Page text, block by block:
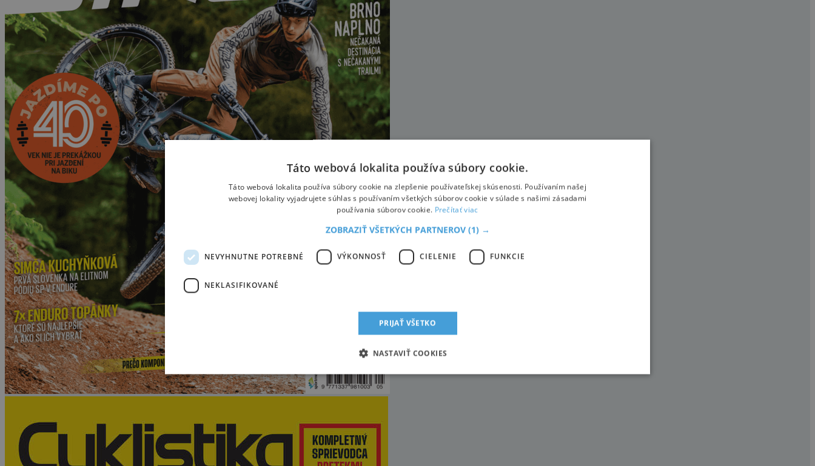
Táto webová lokalita používa súbory cookie.
Táto webová lokalita používa súbory cookie na zlepšenie používateľskej skúsenosti. Používaním našej
webovej lokality vyjadrujete súhlas s používaním všetkých súborov cookie v súlade s našimi zásadami
používania súborov cookie. Prečítať viac
ZOBRAZIŤ VŠETKÝCH PARTNEROV (1) →
NEVYHNUTNE POTREBNÉ VÝKONNOSŤ CIELENIE FUNKCIE
NEKLASIFIKOVANÉ
PRIJAŤ VŠETKO
NASTAVIŤ COOKIES